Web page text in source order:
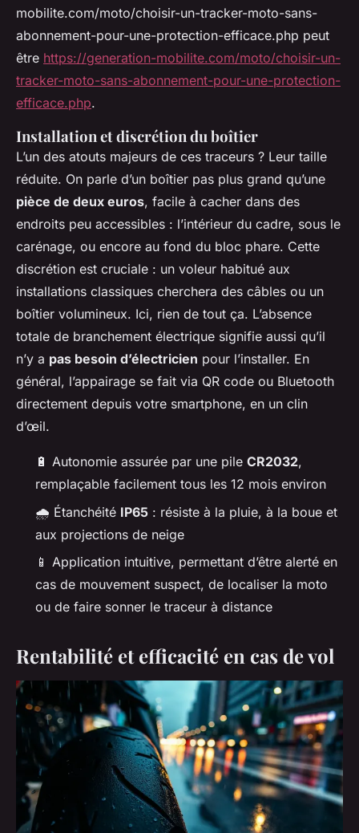
mobilite.com/moto/choisir-un-tracker-moto-sans-
abonnement-pour-une-protection-efficace.php peut
être https://generation-mobilite.com/moto/choisir-un-
tracker-moto-sans-abonnement-pour-une-protection-
efficace.php.
Installation et discrétion du boîtier
L’un des atouts majeurs de ces traceurs ? Leur taille
réduite. On parle d’un boîtier pas plus grand qu’une
pièce de deux euros, facile à cacher dans des
endroits peu accessibles : l’intérieur du cadre, sous le
carénage, ou encore au fond du bloc phare. Cette
discrétion est cruciale : un voleur habitué aux
installations classiques cherchera des câbles ou un
boîtier volumineux. Ici, rien de tout ça. L’absence
totale de branchement électrique signifie aussi qu’il
n’y a pas besoin d’électricien pour l’installer. En
général, l’appairage se fait via QR code ou Bluetooth
directement depuis votre smartphone, en un clin
d’œil.
🔋 Autonomie assurée par une pile CR2032,
remplaçable facilement tous les 12 mois environ
🌧️ Étanchéité IP65 : résiste à la pluie, à la boue et
aux projections de neige
📱 Application intuitive, permettant d’être alerté en
cas de mouvement suspect, de localiser la moto
ou de faire sonner le traceur à distance
Rentabilité et efficacité en cas de vol